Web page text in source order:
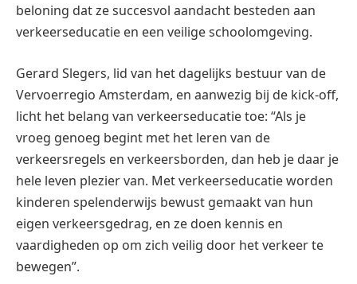
beloning dat ze succesvol aandacht besteden aan
verkeerseducatie en een veilige schoolomgeving.
Gerard Slegers, lid van het dagelijks bestuur van de
Vervoerregio Amsterdam, en aanwezig bij de kick-off,
licht het belang van verkeerseducatie toe: “Als je
vroeg genoeg begint met het leren van de
verkeersregels en verkeersborden, dan heb je daar je
hele leven plezier van. Met verkeerseducatie worden
kinderen spelenderwijs bewust gemaakt van hun
eigen verkeersgedrag, en ze doen kennis en
vaardigheden op om zich veilig door het verkeer te
bewegen”.